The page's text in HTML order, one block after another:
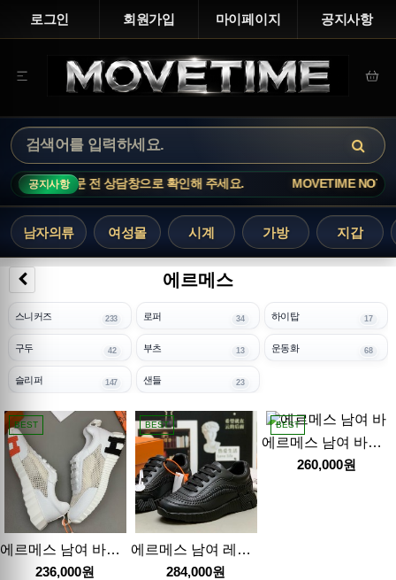
로그인 회원가입 마이페이지 공지사항
공지사항
르니 주문 전 상담창으로 확인해 주세요. MOVETIME NOTICE
남자의류 여성몰 시계 가방 지갑
에르메스
스니커즈 233 로퍼 34 하이탑 17
구두 42 부츠 13 운동화 68
슬리퍼 147 샌들 23
BEST
에르메스 남여 바운싱 스니커즈 운동화 26SS
236,000원
BEST
에르메스 남여 레더 가죽 스니커즈 운동화 26SS
284,000원
BEST
에르메스 남여 바운싱 스니커즈 운동화 26SS
260,000원